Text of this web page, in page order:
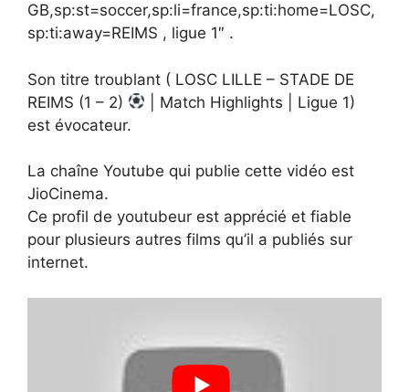
GB,sp:st=soccer,sp:li=france,sp:ti:home=LOSC,
sp:ti:away=REIMS , ligue 1″ .
Son titre troublant ( LOSC LILLE – STADE DE
REIMS (1 – 2)
| Match Highlights | Ligue 1)
est évocateur.
La chaîne Youtube qui publie cette vidéo est
JioCinema.
Ce profil de youtubeur est apprécié et fiable
pour plusieurs autres films qu’il a publiés sur
internet.